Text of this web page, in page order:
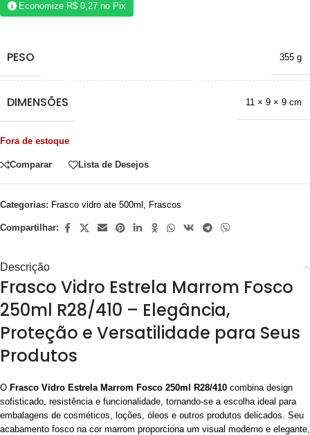
Economize R$ 0,27 no Pix
PESO 355 g
DIMENSÕES 11 × 9 × 9 cm
Fora de estoque
Comparar Lista de Desejos
Categorias: Frasco vidro ate 500ml Frascos
Compartilhar:
Descrição
Frasco Vidro Estrela Marrom Fosco
250ml R28/410 – Elegância,
Proteção e Versatilidade para Seus
Produtos
O Frasco Vidro Estrela Marrom Fosco 250ml R28/410 combina design
sofisticado, resistência e funcionalidade, tornando-se a escolha ideal para
embalagens de cosméticos, loções, óleos e outros produtos delicados. Seu
acabamento fosco na cor marrom proporciona um visual moderno e elegante,